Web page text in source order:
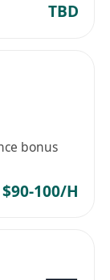
TBD
bonus
$90-100/H